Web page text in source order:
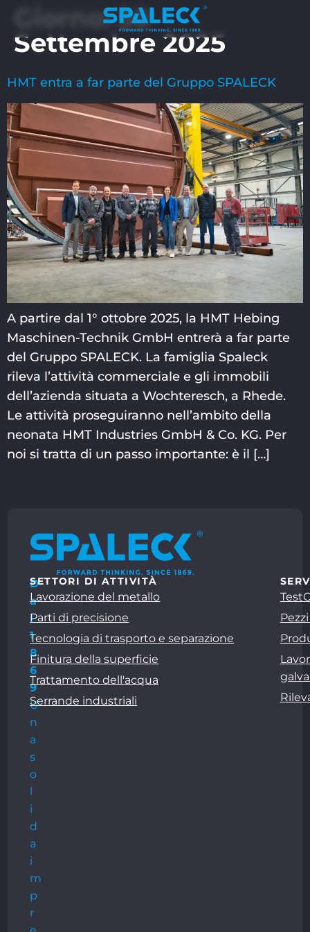
Giorno:30
Settembre 2025
HMT entra a far parte del Gruppo SPALECK
A partire dal 1° ottobre 2025, la HMT Hebing
Maschinen-Technik GmbH entrerà a far parte
del Gruppo SPALECK. La famiglia Spaleck
rileva l’attività commerciale e gli immobili
dell’azienda situata a Wochteresch, a Rhede.
Le attività proseguiranno nell’ambito della
neonata HMT Industries GmbH & Co. KG. Per
noi si tratta di un passo importante: è il […]
D
a
l
1
8
6
9
U
n
a
s
o
l
i
d
a
i
m
p
r
SETTORI DI ATTIVITÀ
Lavorazione del metallo
Parti di precisione
Tecnologia di trasporto e separazione
Finitura della superficie
Trattamento dell'acqua
Serrande industriali